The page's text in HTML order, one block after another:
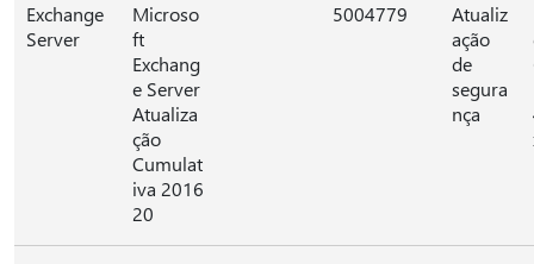
Exchange
Server
Microso
ft
Exchang
e Server
Atualiza
ção
Cumulat
iva 2016
20
5004779
Atualiz
ação
de
segura
nça